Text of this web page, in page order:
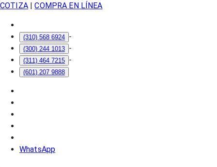
COTIZA| COMPRA EN LÍNEA
(310) 568 6924 -
(300) 244 1013 -
(311) 464 7215 -
(601) 207 9888
WhatsApp